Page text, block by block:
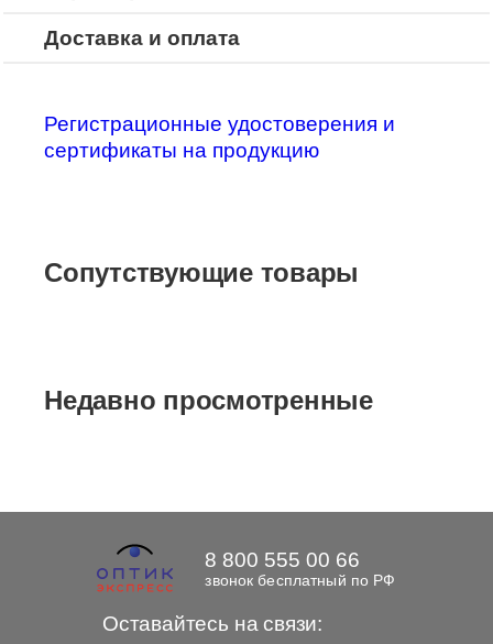
Доставка и оплата
Регистрационные удостоверения и
сертификаты на продукцию
Сопутствующие товары
Недавно просмотренные
Оставайтесь на связи:
8 800 555 00 66
звонок бесплатный по РФ